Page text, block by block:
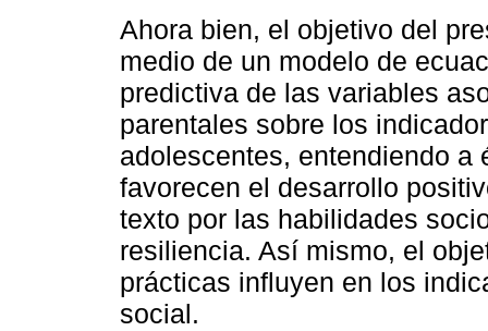
Ahora bien, el objetivo del
medio de un modelo de
predictiva de las variables
parentales sobre los
adolescentes, entendiendo a
favorecen el desarrollo
texto por las habilidades
resiliencia. Así mismo, el
prácticas influyen en los
social.